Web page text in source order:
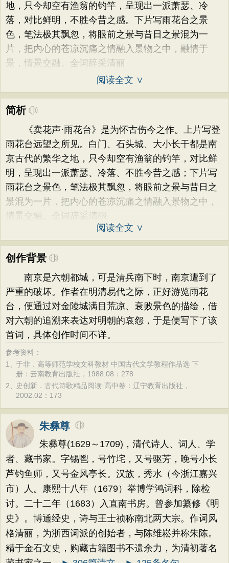
地，只今却空有渔翁的钓竿，呈现出一派萧瑟、冷
落，对比鲜明，不胜今昔之感。下片写雨花台之景
色，笔法极其飘忽，将眼前之景与昔日之景混为一
片，把内心的苍凉沉痛之情融入景物之中，融情于
景，情景交融。全词辞采清丽
阅读全文 ∨
简析
《卖花声·雨花台》是为怀古伤今之作。上片写登
雨花台远望之所见。白门、石头城、大小长干都是南
京古代的繁华之地，只今却空有渔翁的钓竿，对比鲜
明，呈现出一派萧瑟、冷落、不胜今昔之感；下片写
雨花台之景色，笔法极其飘忽，将眼前之景与昔日之
景混为一片，把内心的苍凉沉痛之情融入景物之中，
情景交融。全词辞采清丽
阅读全文 ∨
创作背景
南京是六朝都城，可是清兵南下时，南京遭到了
严重的破坏。作者在明清易代之际，正好游览雨花
台，便通过对金陵城满目荒凉、衰败景色的描绘，借
对六朝的追溯来表达对明朝的哀怨，于是便写下了该
首词，具体创作时间不详。
参考资料：
1、于非．高等师范学校文科教材 中国古代文学教程作品选 下
册：云南教育出版社，1988.08：278
2、 史创新．古代诗歌精品阅读·高中卷：辽宁教育出版社，
2002.02：173
朱彝尊
朱彝尊(1629～1709)，清代诗人、词人、学
者、藏书家。字锡鬯，号竹垞，又号驱芳，晚号小长
芦钓鱼师，又号金风亭长。汉族，秀水（今浙江嘉兴
市）人。康熙十八年（1679）举博学鸿词科，除检
讨。二十二年（1683）入直南书房。曾参加纂修《明
史》。博通经史，诗与王士祯称南北两大宗。作词风
格清丽，为浙西词派的创始者，与陈维崧并称朱陈。
精于金石文史，购藏古籍图书不遗余力，为清初著名